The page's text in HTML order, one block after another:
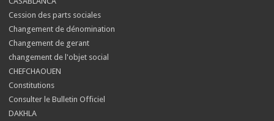
Cession des parts sociales
Changement de dénomination
Changement de gerant
changement de l'objet social
CHEFCHAOUEN
Constitutions
Consulter le Bulletin Officiel
DAKHLA